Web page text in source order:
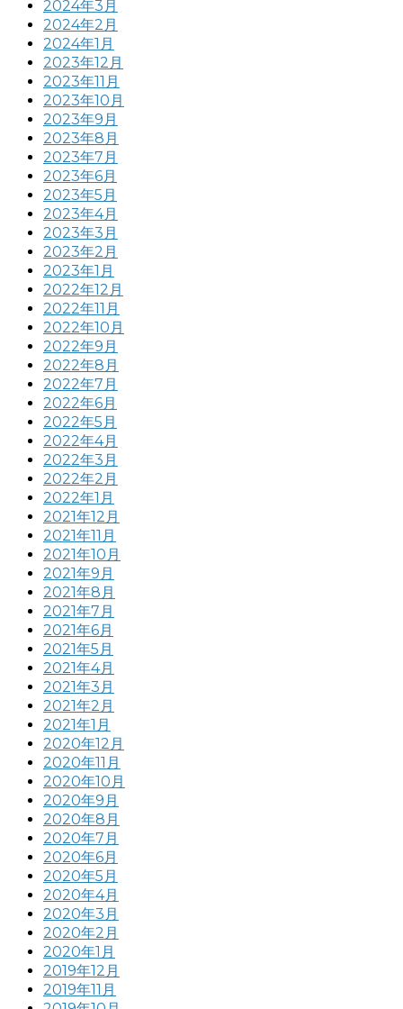
2024年3月
2024年2月
2024年1月
2023年12月
2023年11月
2023年10月
2023年9月
2023年8月
2023年7月
2023年6月
2023年5月
2023年4月
2023年3月
2023年2月
2023年1月
2022年12月
2022年11月
2022年10月
2022年9月
2022年8月
2022年7月
2022年6月
2022年5月
2022年4月
2022年3月
2022年2月
2022年1月
2021年12月
2021年11月
2021年10月
2021年9月
2021年8月
2021年7月
2021年6月
2021年5月
2021年4月
2021年3月
2021年2月
2021年1月
2020年12月
2020年11月
2020年10月
2020年9月
2020年8月
2020年7月
2020年6月
2020年5月
2020年4月
2020年3月
2020年2月
2020年1月
2019年12月
2019年11月